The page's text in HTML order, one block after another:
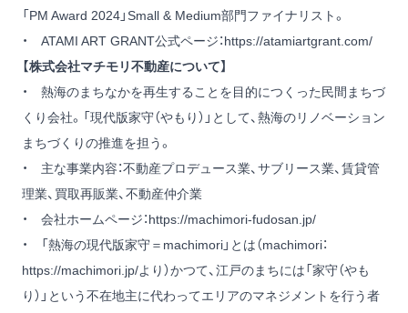
「PM Award 2024」Small & Medium部門ファイナリスト。
・ ATAMI ART GRANT公式ページ：https://atamiartgrant.com/
【株式会社マチモリ不動産について】
・ 熱海のまちなかを再生することを目的につくった民間まちづ
くり会社。「現代版家守（やもり）」として、熱海のリノベーション
まちづくりの推進を担う。
・ 主な事業内容：不動産プロデュース業、サブリース業、賃貸管
理業、買取再販業、不動産仲介業
・ 会社ホームページ：https://machimori-fudosan.jp/
・ 「熱海の現代版家守＝machimori」とは（machimori：
https://machimori.jp/より）かつて、江戸のまちには「家守（やも
り）」という不在地主に代わってエリアのマネジメントを行う者